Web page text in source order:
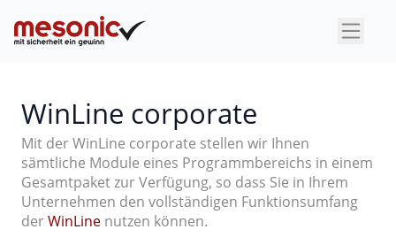
×
WinLine corporate
Mit der WinLine corporate stellen wir Ihnen
sämtliche Module eines Programmbereichs in einem
Gesamtpaket zur Verfügung, so dass Sie in Ihrem
Unternehmen den vollständigen Funktionsumfang
derWinLine nutzen können.